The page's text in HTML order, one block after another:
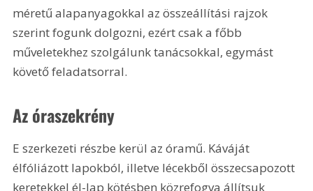
méretű alapanyagokkal az összeállítási rajzok
szerint fogunk dolgozni, ezért csak a főbb
műveletekhez szolgálunk tanácsokkal, egymást
követő feladatsorral.
Az óraszekrény
E szerkezeti részbe kerül az óramű. Káváját
élfóliázott lapokból, illetve lécekből összecsapozott
keretekkel él-lap kötésben közrefogva állítsuk